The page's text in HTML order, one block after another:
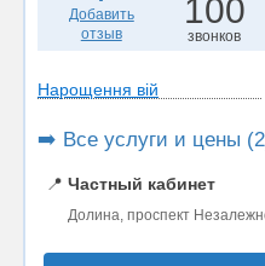
Добавить
отзыв
100
звонков
Нарощення вій
➡️ Все услуги и цены
📍 Частный кабинет
Долина, проспект